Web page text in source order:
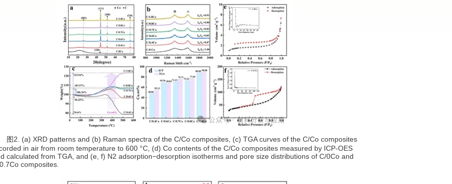
(a) XRD patterns and (b) Raman spectra of the C/Co composites, (c) TGA curves of the C/Co composites
in air from room temperature to 600 °C, (d) Co contents of the C/Co composites measured by ICP-OES
calculated from TGA, and (e, f) N2 adsorption−desorption isotherms and pore size distributions of C/0Co and
composites.